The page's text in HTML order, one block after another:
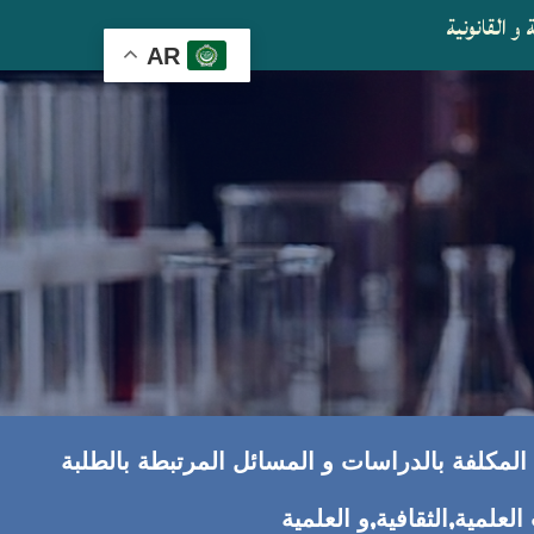
AR
القانونية
المكلفة بالدراسات و المسائل المرتبطة بالطلبة
العلمية